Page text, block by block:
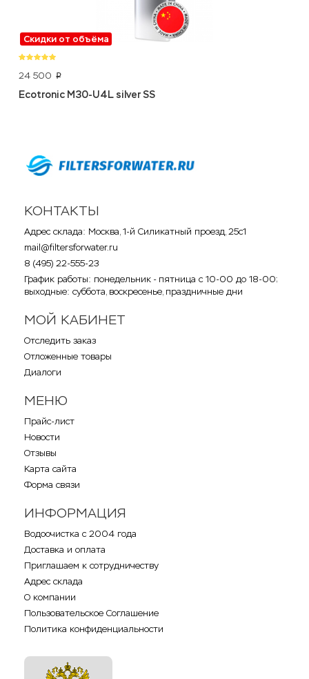
Скидки от объёма
24 500 p
Ecotronic M30-U4L silver SS
КОНТАКТЫ
Адрес склада: Москва, 1-й Силикатный проезд, 25с1
mail@filtersforwater.ru
8 (495) 22-555-23
График работы: понедельник - пятница с 10-00 до 18-00;
выходные: суббота, воскресенье, праздничные дни
МОЙ КАБИНЕТ
Отследить заказ
Отложенные товары
Диалоги
МЕНЮ
Прайс-лист
Новости
Отзывы
Карта сайта
Форма связи
ИНФОРМАЦИЯ
Водоочистка с 2004 года
Доставка и оплата
Приглашаем к сотрудничеству
Адрес склада
О компании
Пользовательское Соглашение
Политика конфиденциальности